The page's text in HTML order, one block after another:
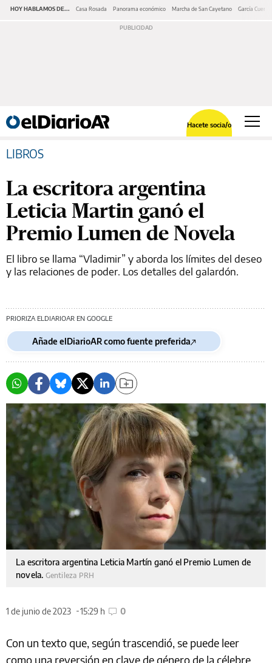
HOY HABLAMOS DE... Casa Rosada Panorama económico Marcha de San Cayetano García Cuerva
Hacete socia/o
LIBROS
La escritora argentina
Leticia Martin ganó el
Premio Lumen de Novela
El libro se llama “Vladimir” y aborda los límites del deseo
y las relaciones de poder. Los detalles del galardón.
PRIORIZA ELDIARIOAR EN GOOGLE
Añade elDiarioAR como fuente preferida
La escritora argentina Leticia Martín ganó el Premio Lumen de
novela. Gentileza PRH
1 de junio de 2023 15:29 h 0
Con un texto que, según trascendió, se puede leer
como una reversión en clave de género de la célebre